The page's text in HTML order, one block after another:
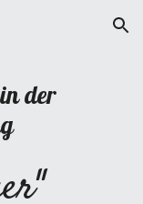
Skip to navigation
der